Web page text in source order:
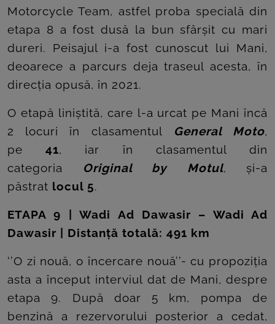
Motorcycle Team, astfel proba specială din
etapa 8 a fost dusă la bun sfârșit cu mari
dureri. Peisajul i-a fost cunoscut lui Mani,
deoarece a parcurs deja traseul acesta, în
direcția opusă, în 2021.
O etapă liniștită, care l-a urcat pe Mani încă
2 locuri în clasamentul General Moto,
pe41, iar în clasamentul din
categoria
Original by Motul, și-a
păstrat locul 5.
ETAPA 9 | Wadi Ad Dawasir – Wadi Ad
Dawasir | Distanță totală: 491 km
‘’O zi nouă, o încercare nouă’’- cu propoziția
asta a început interviul dat de Mani, despre
etapa 9. După doar 5 km, pompa de
benzină a rezervorului posterior a cedat,